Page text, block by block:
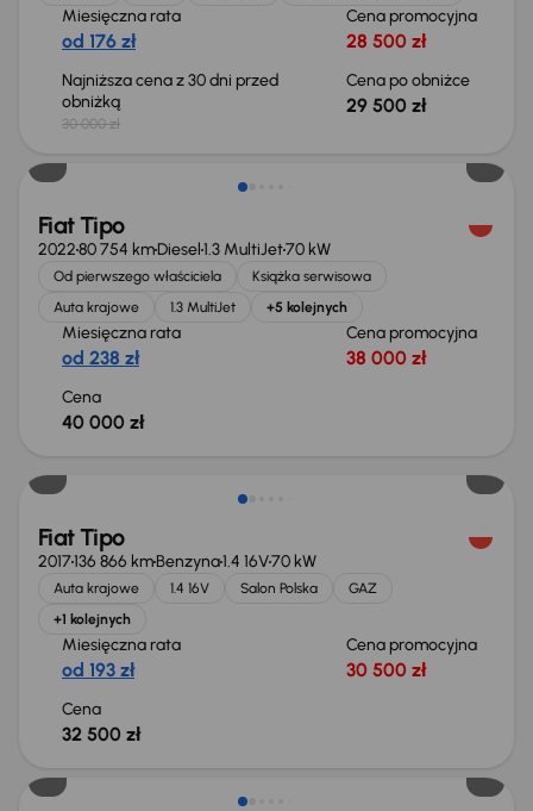
Miesięczna rata
od 176 zł
Cena promocyjna
28 500 zł
Najniższa cena z 30 dni przed
obniżką
30 000 zł
Cena po obniżce
29 500 zł
Możliwość odliczenia VAT
Fiat Tipo
202280 754 kmDiesel1.3 MultiJet70 kW
Od pierwszego właściciela
Książka serwisowa
Auta krajowe
1.3 MultiJet +5 kolejnych
Miesięczna rata
od 238 zł
Cena promocyjna
38 000 zł
Cena
40 000 zł
Fiat Tipo
2017136 866 kmBenzyna1.4 16V70 kW
Auta krajowe 1.4 16V Salon Polska
GAZ
+1 kolejnych
Miesięczna rata
od 193 zł
Cena promocyjna
30 500 zł
Cena
32 500 zł
Taniej o 500 zł